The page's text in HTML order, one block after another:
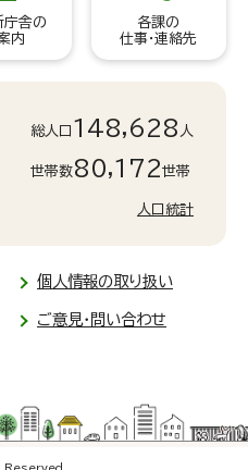
庁舎の
内
各課の
仕事・連絡先
総人口 148,628 人
世帯数80,172世帯
人口統計
個人情報の取り扱い
ご意見・問い合わせ